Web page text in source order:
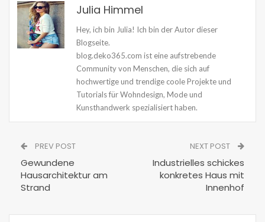
Julia Himmel
Hey, ich bin Julia! Ich bin der Autor dieser
Blogseite.
blog.deko365.com ist eine aufstrebende
Community von Menschen, die sich auf
hochwertige und trendige coole Projekte und
Tutorials für Wohndesign, Mode und
Kunsthandwerk spezialisiert haben.
PREV POST
Gewundene
Hausarchitektur am
Strand
NEXT POST
Industrielles schickes
konkretes Haus mit
Innenhof